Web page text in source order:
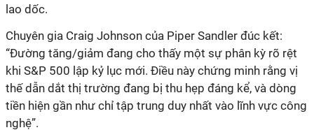
lao dốc.
Chuyên gia Craig Johnson của Piper Sandler đúc kết:
“Đường tăng/giảm đang cho thấy một sự phân kỳ rõ rệt
khi S&P 500 lập kỷ lục mới. Điều này chứng minh rằng vị
thế dẫn dắt thị trường đang bị thu hẹp đáng kể, và dòng
tiền hiện gần như chỉ tập trung duy nhất vào lĩnh vực công
nghệ”.